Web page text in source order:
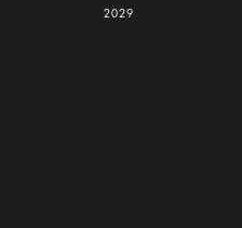
2029